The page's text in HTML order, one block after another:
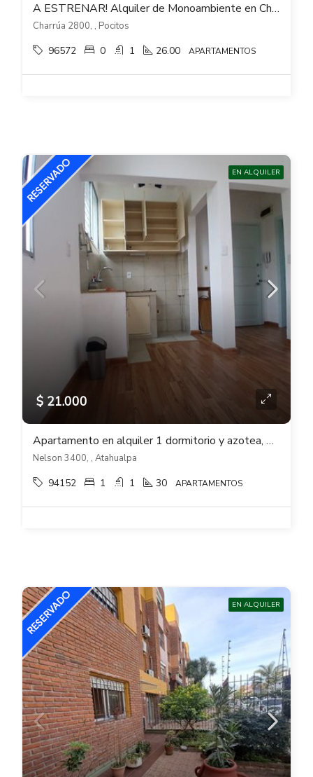
A ESTRENAR! Alquiler de Monoambiente en Charrúa y Soca – Pocitos
Charrúa 2800, , Pocitos
96572 0 1 26.00 APARTAMENTOS
EN ALQUILER
$ 21.000
Apartamento en alquiler 1 dormitorio y azotea, 1er piso x escalera en Atahualpa
Nelson 3400, , Atahualpa
94152 1 1 30 APARTAMENTOS
EN ALQUILER